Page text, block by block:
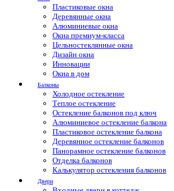
Пластиковые окна
Деревянные окна
Алюминиевые окна
Окна премиум-класса
Цельностеклянные окна
Дизайн окна
Инновации
Окна в дом
Балконы
Холодное остекление
Теплое остекление
Остекление балконов под ключ
Алюминиевое остекление балкона
Пластиковое остекление балкона
Деревянное остекление балконов
Панорамное остекление балконов
Отделка балконов
Калькулятор остекления балконов
Двери